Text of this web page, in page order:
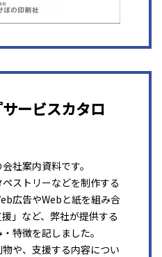
ービスカタロ
社案内資料です。
ストリーなどを制作する
広告やWebと紙を組み合
」など、弊社が提供する
特徴を記しました。
や、支援する内容につい